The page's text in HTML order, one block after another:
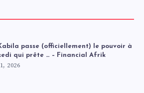
passe (officiellement) le pouvoir à
qui prête … – Financial Afrik
2026